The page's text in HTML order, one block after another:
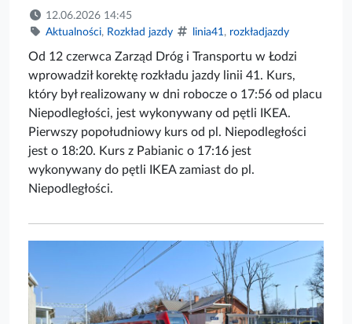
12.06.2026 14:45
Aktualności, Rozkład jazdy linia41 , rozkładjazdy
Od 12 czerwca Zarząd Dróg i Transportu w Łodzi
wprowadził korektę rozkładu jazdy linii 41. Kurs,
który był realizowany w dni robocze o 17:56 od placu
Niepodległości, jest wykonywany od pętli IKEA.
Pierwszy popołudniowy kurs od pl. Niepodległości
jest o 18:20. Kurs z Pabianic o 17:16 jest
wykonywany do pętli IKEA zamiast do pl.
Niepodległości.